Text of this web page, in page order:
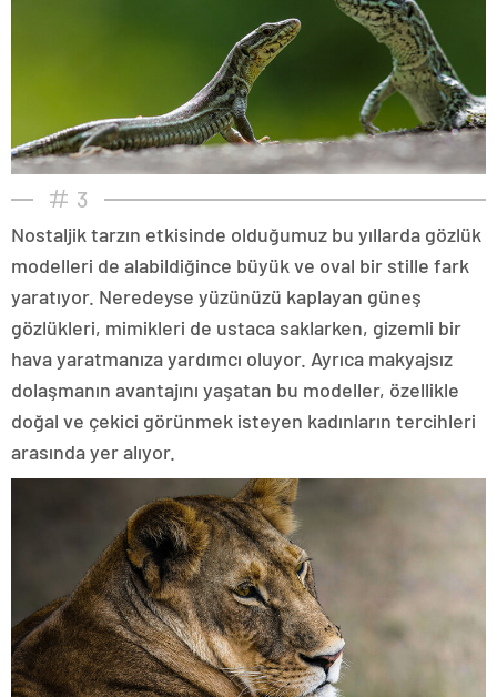
3
Nostaljik tarzın etkisinde olduğumuz bu yıllarda gözlük
modelleri de alabildiğince büyük ve oval bir stille fark
yaratıyor. Neredeyse yüzünüzü kaplayan güneş
gözlükleri, mimikleri de ustaca saklarken, gizemli bir
hava yaratmanıza yardımcı oluyor. Ayrıca makyajsız
dolaşmanın avantajını yaşatan bu modeller, özellikle
doğal ve çekici görünmek isteyen kadınların tercihleri
arasında yer alıyor.